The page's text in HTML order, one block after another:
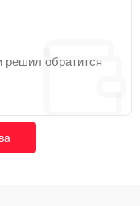
решил обратится